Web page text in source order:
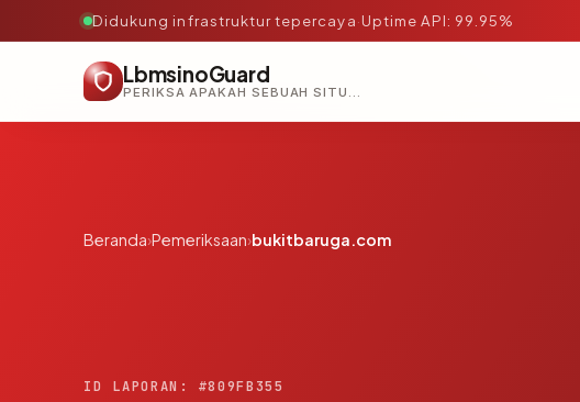
Didukung infrastruktur tepercaya·Uptime API: 99.95%
LbmsinoGuard
PERIKSA APAKAH SEBUAH SITUS AMAN, TEPERCAYA, DAN TERVERIFIKASI DALAM HITUNGAN DETIK.
Beranda›Pemeriksaan›bukitbaruga.com
ID LAPORAN: #809FB355